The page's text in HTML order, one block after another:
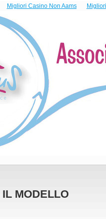
Migliori Casino Non Aams
IL MODELLO